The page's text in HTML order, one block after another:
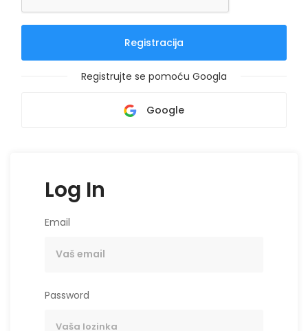
Registracija
Registrujte se pomoću Googla
Google
Log In
Email
Password